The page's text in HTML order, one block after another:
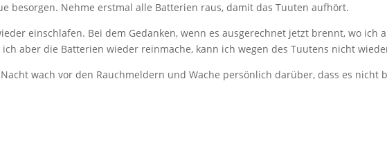
besorgen. Nehme erstmal alle Batterien raus, damit das Tuuten aufhört.
einschlafen. Bei dem Gedanken, wenn es ausgerechnet jetzt brennt, wo
aber die Batterien wieder reinmache, kann ich wegen des Tuutens nicht
wach vor den Rauchmeldern und Wache persönlich darüber, dass es nicht